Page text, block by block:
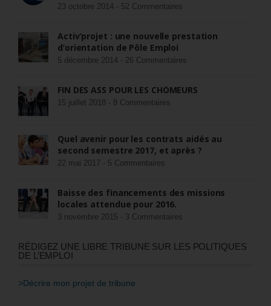
23 octobre 2014 - 52 Commentaires
Activ’projet : une nouvelle prestation
d’orientation de Pôle Emploi
5 décembre 2014 - 26 Commentaires
FIN DES ASS POUR LES CHÔMEURS
15 juillet 2018 - 8 Commentaires
Quel avenir pour les contrats aidés au
second semestre 2017, et après ?
22 mai 2017 - 5 Commentaires
Baisse des financements des missions
locales attendue pour 2016.
3 novembre 2015 - 3 Commentaires
RÉDIGEZ UNE LIBRE TRIBUNE SUR LES POLITIQUES
DE L’EMPLOI
>Décrire mon projet de tribune